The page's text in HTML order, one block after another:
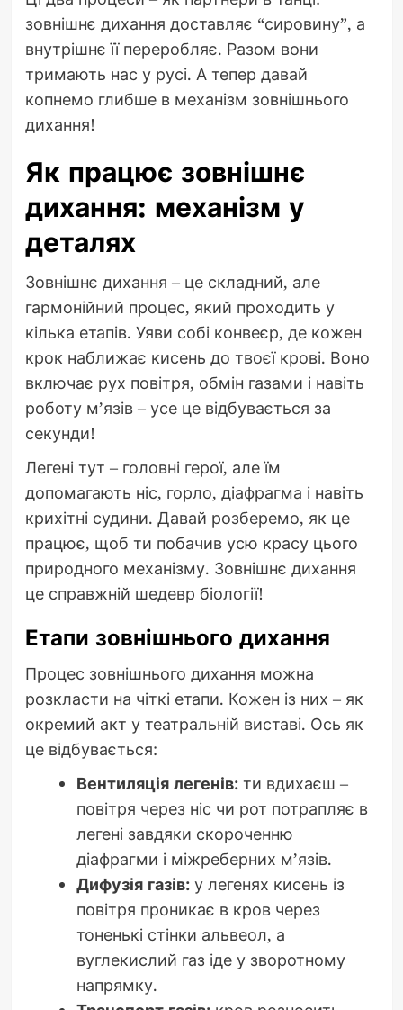
зовнішнє дихання доставляє “сировину”, а
внутрішнє її переробляє. Разом вони
тримають нас у русі. А тепер давай
копнемо глибше в механізм зовнішнього
дихання!
Як працює зовнішнє
дихання: механізм у
деталях
Зовнішнє дихання – це складний, але
гармонійний процес, який проходить у
кілька етапів. Уяви собі конвеєр, де кожен
крок наближає кисень до твоєї крові. Воно
включає рух повітря, обмін газами і навіть
роботу м’язів – усе це відбувається за
секунди!
Легені тут – головні герої, але їм
допомагають ніс, горло, діафрагма і навіть
крихітні судини. Давай розберемо, як це
працює, щоб ти побачив усю красу цього
природного механізму. Зовнішнє дихання
це справжній шедевр біології!
Етапи зовнішнього дихання
Процес зовнішнього дихання можна
розкласти на чіткі етапи. Кожен із них – як
окремий акт у театральній виставі. Ось як
це відбувається:
Вентиляція легенів:ти вдихаєш –
повітря через ніс чи рот потрапляє в
легені завдяки скороченню
діафрагми і міжреберних м’язів.
Дифузія газів:у легенях кисень із
повітря проникає в кров через
тоненькі стінки альвеол, а
вуглекислий газ іде у зворотному
напрямку.